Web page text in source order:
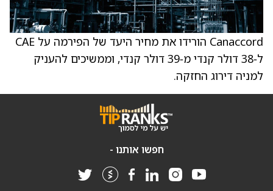
Canaccord הורידו את מחיר היעד של הפירמה על CAE
ל‑38 דולר קנדי מ‑39 דולר קנדי, וממשיכים להעניק
למניה דירוג החזקה.
חפשו אותנו -